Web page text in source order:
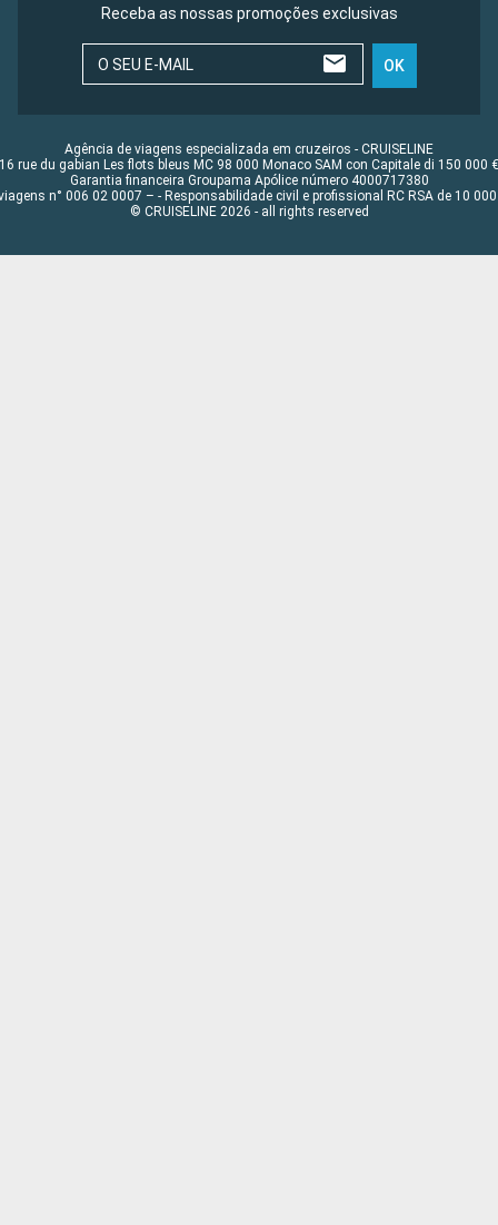
Receba as nossas promoções exclusivas
O SEU E-MAIL OK
Agência de viagens especializada em cruzeiros - CRUISELINE
16 rue du gabian Les flots bleus MC 98 000 Monaco SAM con Capitale di 150 000 €
Garantia financeira Groupama Apólice número 4000717380
n° 006 02 0007 – - Responsabilidade civil e profissional RC RSA de 10 000
© CRUISELINE 2026 - all rights reserved